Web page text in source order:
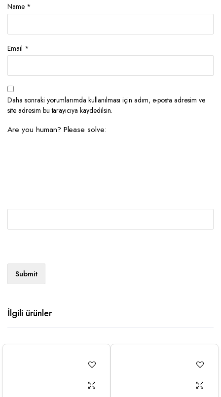
Name *
Email *
Daha sonraki yorumlarımda kullanılması için adım, e-posta adresim ve
site adresim bu tarayıcıya kaydedilsin.
Are you human? Please solve:
İlgili ürünler